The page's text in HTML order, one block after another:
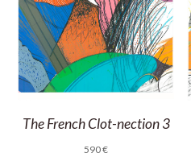
The French Clot-nection 3
590€